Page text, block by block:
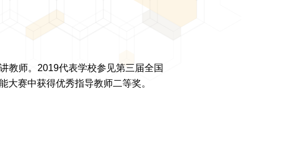
教师。 2019代表学校参见第三届全国
赛中获得优秀指导教师二等奖。